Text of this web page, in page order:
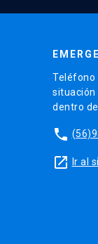
Teléfono
situación
dentro
phone
launch Ir al